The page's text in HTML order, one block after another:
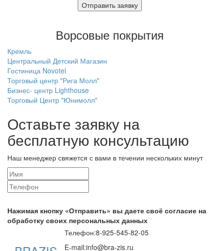
Отправить заявку
Ворсовые покрытия
Кремль
Центральный Детский Магазин
Гостиница Novotel
Торговый центр "Рига Молл"
Бизнес- центр Lighthouse
Торговый Центр "Юнимолл"
Оставьте заявку на
бесплатную консультацию
Наш менеджер свяжется с вами в течении нескольких минут
Нажимая кнопку «Отправить» вы даете своё согласие на
обработку своих персональных данных
Телефон:8-925-545-82-05
E-mail:info@bra-zis.ru